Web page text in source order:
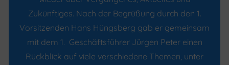
Zukünftiges. Nach der Begrüßung durch den 1.
Vorsitzenden Hans Hüngsberg gab er gemeinsam
mit dem 1. Geschäftsführer Jürgen Peter einen
Rückblick auf viele verschiedene Themen, unter